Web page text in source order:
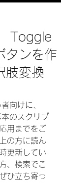
Toggle
タンを作
肢変換
向けに、
のスクリプ
用までをご
の方に読ん
更新してい
、検索でこ
ひ立ち寄っ